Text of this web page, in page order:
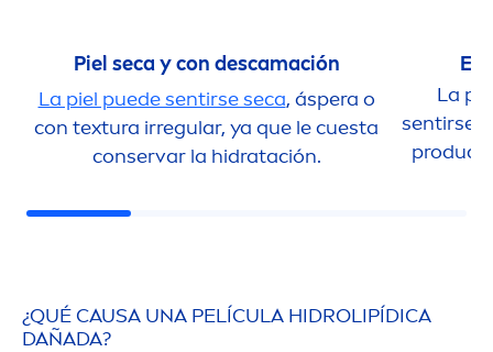
Piel seca y con descamación
La piel puede sentirse seca, áspera o
con textura irregular, ya que le cuesta
conservar la hidratación.
La
sentirse
¿QUÉ CAUSA UNA PELÍCULA HIDROLIPÍDICA
DAÑADA?